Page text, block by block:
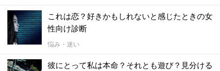
これは恋？好きかもしれないと感じたときの女
性向け診断
悩み・迷い
彼にとって私は本命？それとも遊び？見分ける